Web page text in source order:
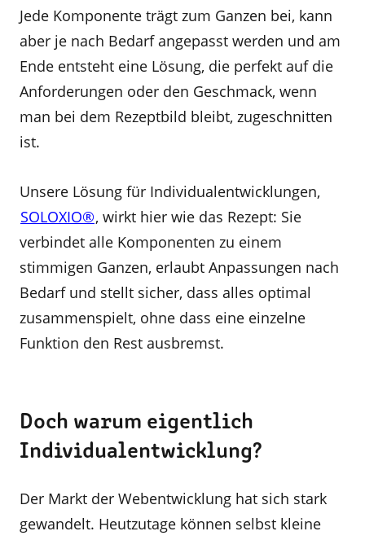
Jede Komponente trägt zum Ganzen bei, kann
aber je nach Bedarf angepasst werden und am
Ende entsteht eine Lösung, die perfekt auf die
Anforderungen oder den Geschmack, wenn
man bei dem Rezeptbild bleibt, zugeschnitten
ist.
Unsere Lösung für Individualentwicklungen,
SOLOXIO®, wirkt hier wie das Rezept: Sie
verbindet alle Komponenten zu einem
stimmigen Ganzen, erlaubt Anpassungen nach
Bedarf und stellt sicher, dass alles optimal
zusammenspielt, ohne dass eine einzelne
Funktion den Rest ausbremst.
Doch warum eigentlich
Individualentwicklung?
Der Markt der Webentwicklung hat sich stark
gewandelt. Heutzutage können selbst kleine